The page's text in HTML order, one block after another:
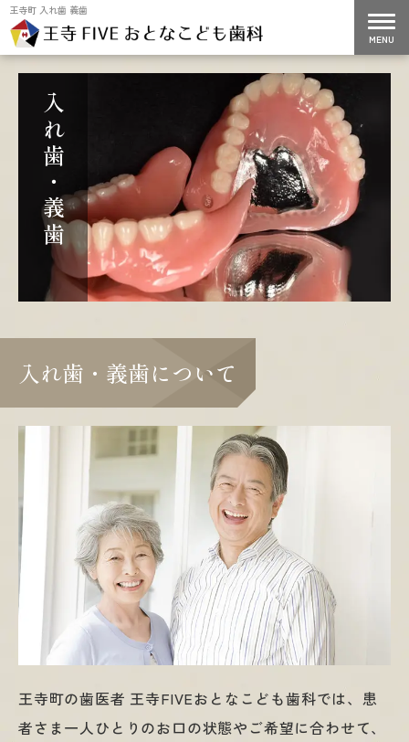
王寺町 入れ歯 義歯
入れ歯・義歯
入れ歯・義歯について
王寺町の歯医者 王寺FIVEおとなこども歯科では、患
者さま一人ひとりのお口の状態やご希望に合わせて、